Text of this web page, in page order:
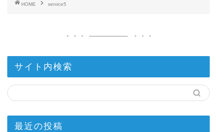
HOME service5
サイト内検索
最近の投稿